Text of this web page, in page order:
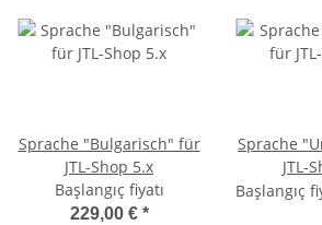
Sprache "Bulgarisch" für
JTL-Shop 5.x
Başlangıç fiyatı
229,00 € *
Sprache
JTL-
Başlangıç